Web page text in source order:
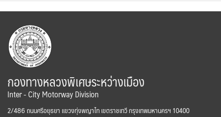
กองทางหลวงพิเศษระหว่างเมือง
Inter - City Motorway Division
2/486 ถนนศรีอยุธยา แขวงทุ่งพญาไท เขตราชเทวี กรุงเทพมหานครฯ 10400